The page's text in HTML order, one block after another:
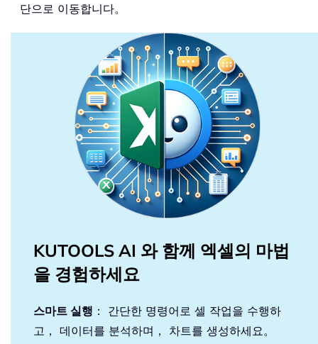
단으로 이동합니다。
KUTOOLS AI 와 함께 엑셀의 마법
을 경험하세요
스마트 실행 ： 간단한 명령어로 셀 작업을 수행하
고， 데이터를 분석하며， 차트를 생성하세요。